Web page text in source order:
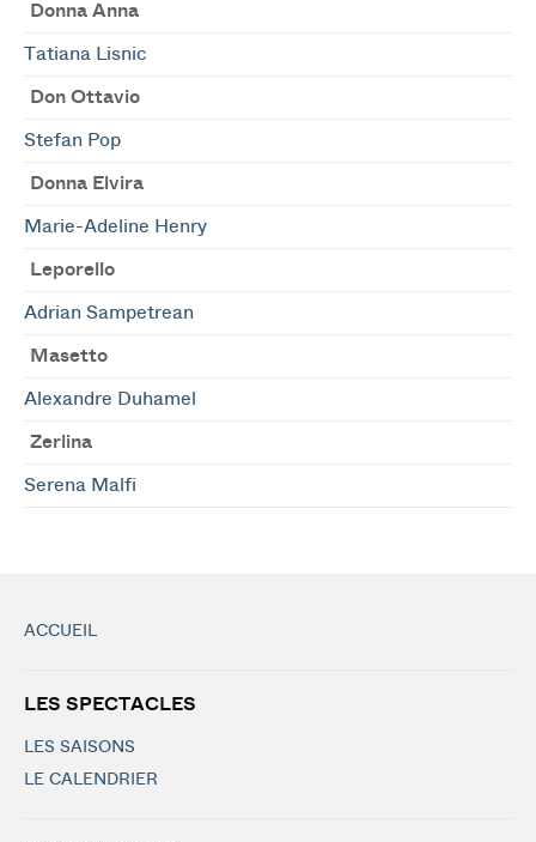
Donna Anna
Tatiana Lisnic
Don Ottavio
Stefan Pop
Donna Elvira
Marie-Adeline Henry
Leporello
Adrian Sampetrean
Masetto
Alexandre Duhamel
Zerlina
Serena Malfi
ACCUEIL
LES SPECTACLES
LES SAISONS
LE CALENDRIER